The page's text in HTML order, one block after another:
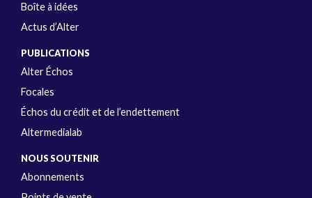
Boîte à idées
Actus d’Alter
PUBLICATIONS
Alter Échos
Focales
Échos du crédit et de l’endettement
Altermedialab
NOUS SOUTENIR
Abonnements